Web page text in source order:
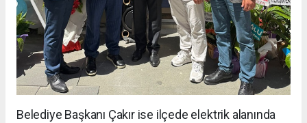
Belediye Başkanı Çakır ise ilçede elektrik alanında